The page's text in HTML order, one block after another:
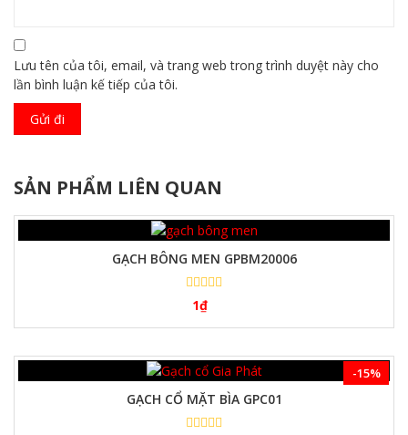
Lưu tên của tôi, email, và trang web trong trình duyệt này cho
lần bình luận kế tiếp của tôi.
SẢN PHẨM LIÊN QUAN
GẠCH BÔNG MEN GPBM20006
1₫
GẠCH CỔ MẶT BÌA GPC01
-15%